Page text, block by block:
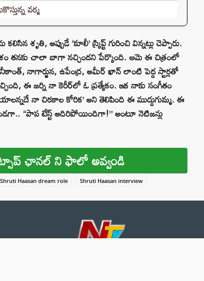
వర్మ
శృతి, అప్పుడే ‘కూలీ’ స్క్రిప్ట్ గురించి విన్నట్లు చెప్పారు.
త‌నకు చాలా బాగా నచ్చిందని పేర్కొంది. ఆమె ఈ చిత్రంలో
నాగార్జున, ఉపేంద్ర, అమీర్ ఖాన్ లాంటి పెద్ద స్టార్లతో
ఈ జర్ని నా కెరీర్‌లో ఓ ప్రత్యేకం. ఇక నాకు సంగీతం
నా చిరకాల కోరిక’ అని తెలిపింది ఈ ముద్దుగుమ్మ. ఈ
“పాప టేస్ట్ అదిరిపోయిందిగా!” అంటూ నెటిజన్లు
ఛానల్ ని ఫాలో అవ్వండి
Shruti Haasan dream role
Shruti Haasan interview